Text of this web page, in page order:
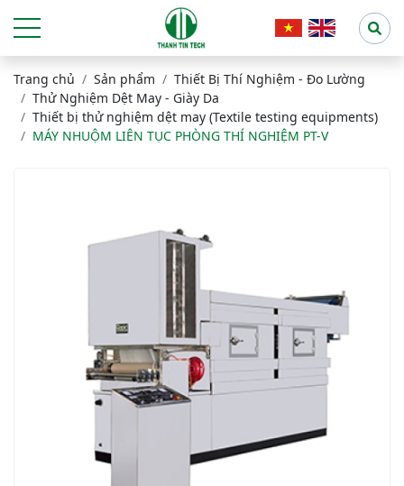
Trang chủ Sản phẩm
Thiết Bị Thí Nghiệm - Đo Lường
Thử Nghiệm Dệt May - Giày Da
Thiết bị thử nghiệm dệt may (Textile testing equipments)
MÁY NHUỘM LIÊN TỤC PHÒNG THÍ NGHIỆM PT-V